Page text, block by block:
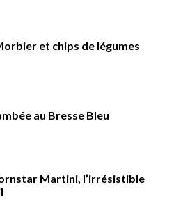
et chips de légumes
au Bresse Bleu
Martini, l’irrésistible